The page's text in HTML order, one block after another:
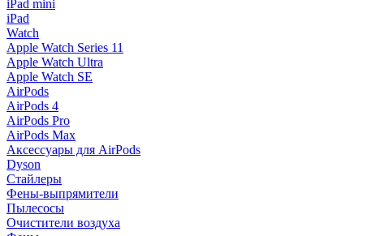
iPad mini
iPad
Watch
Apple Watch Series 11
Apple Watch Ultra
Apple Watch SE
AirPods
AirPods 4
AirPods Pro
AirPods Max
Аксессуары для AirPods
Dyson
Стайлеры
Фены-выпрямители
Пылесосы
Очистители воздуха